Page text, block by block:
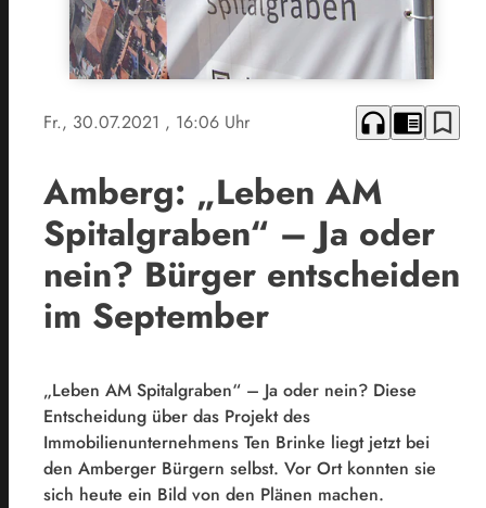
Fr., 30.07.2021 , 16:06 Uhr headphones chrome_reader_mode bookmark_border
Amberg: „Leben AM
Spitalgraben“ – Ja oder
nein? Bürger entscheiden
im September
„Leben AM Spitalgraben“ – Ja oder nein? Diese
Entscheidung über das Projekt des
Immobilienunternehmens Ten Brinke liegt jetzt bei
den Amberger Bürgern selbst. Vor Ort konnten sie
sich heute ein Bild von den Plänen machen.